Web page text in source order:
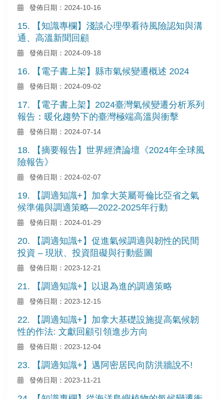
發佈日期：2024-10-16
15. 【知識專欄】淺談心理學看待風險認知與溝
通、高溫新聞回顧
發佈日期：2024-09-18
16. 【電子書上架】縣市氣候變遷概述 2024
發佈日期：2024-09-02
17. 【電子書上架】2024臺灣氣候變遷分析系列
報告：暖化趨勢下的臺灣極端高溫與衝擊
發佈日期：2024-07-14
18. 【摘要報告】世界經濟論壇《2024年全球風
險報告》
發佈日期：2024-02-07
19. 【調適知識+】加拿大英屬哥倫比亞省之氣
候準備與調適策略—2022-2025年行動
發佈日期：2024-01-29
20. 【調適知識+】促進氣候調適與韌性的民間
投資 – 現狀、投資阻礙與行動藍圖
發佈日期：2023-12-21
21. 【調適知識+】以退為進的調適策略
發佈日期：2023-12-15
22. 【調適知識+】加拿大基礎設施提高氣候韌
性的作法: 文獻回顧引領進步方向
發佈日期：2023-12-04
23. 【調適知識+】邁阿密居民向防洪牆說不!
發佈日期：2023-11-21